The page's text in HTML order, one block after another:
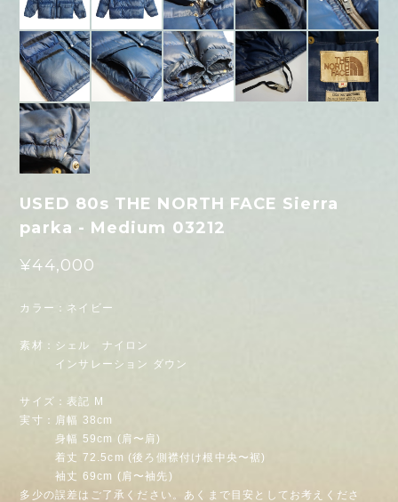
USED 80s THE NORTH FACE Sierra
parka - Medium 03212
¥44,000
カラー：ネイビー
素材：シェル ナイロン
インサレーション ダウン
サイズ：表記 M
実寸：肩幅 38cm
身幅 59cm (肩〜肩)
着丈 72.5cm (後ろ側襟付け根中央〜裾)
袖丈 69cm (肩〜袖先)
多少の誤差はご了承ください。あくまで目安としてお考えくださ